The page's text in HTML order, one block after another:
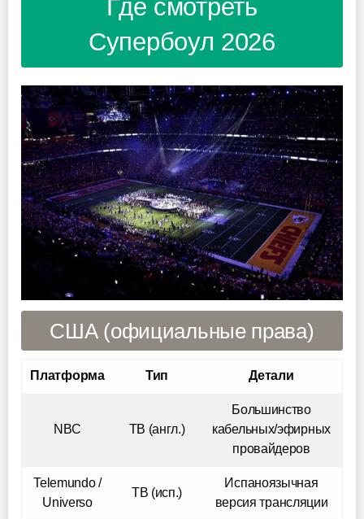
Где смотреть
Супербоул 2026
США (официальные права)
Платформа Тип Детали
NBC ТВ (англ.)
Большинство
кабельных/эфирных
провайдеров
Telemundo /
Universo
ТВ (исп.)
Испаноязычная
версия трансляции